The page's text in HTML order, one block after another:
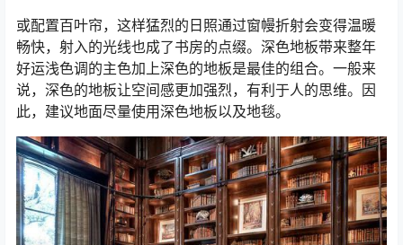
或配置百叶帘，这样猛烈的日照通过窗幔折射会变得温暖
畅快，射入的光线也成了书房的点缀。深色地板带来整年
好运浅色调的主色加上深色的地板是最佳的组合。一般来
说，深色的地板让空间感更加强烈，有利于人的思维。因
此，建议地面尽量使用深色地板以及地毯。